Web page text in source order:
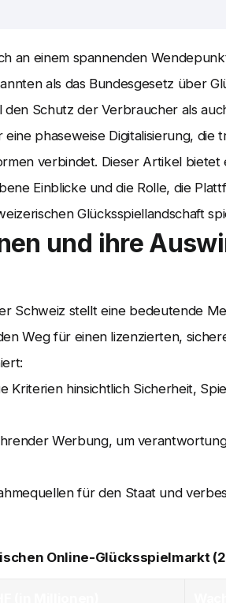
an einem spannenden
als das Bundesgesetz über
Schutz der Verbraucher als
phaseweise Digitalisierung, die
verbindet. Dieser Artikel bietet
Einblicke und die Rolle, die
Glücksspiellandschaft
und ihre
Schweiz stellt eine bedeutende
Weg für einen lizenzierten,
Kriterien hinsichtlich Sicherheit,
Werbung, um
für den Staat und
Online-Glücksspielmarkt